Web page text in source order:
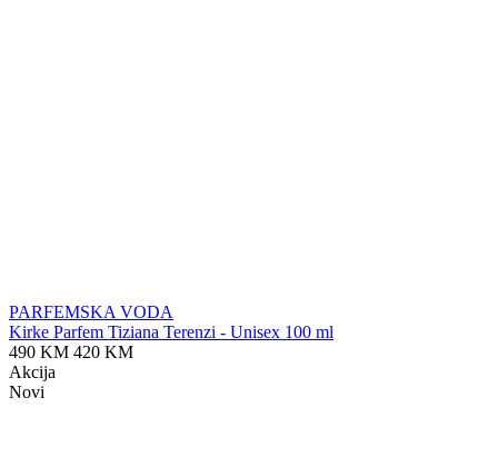
PARFEMSKA VODA
Kirke Parfem Tiziana Terenzi - Unisex 100 ml
490 KM 420 KM
Akcija
Novi